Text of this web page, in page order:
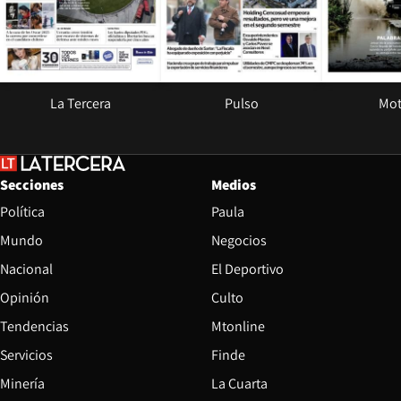
La Tercera Pulso
Secciones
Política
Mundo
Nacional
Opinión
Tendencias
Servicios
Minería
Medios
Paula
Negocios
El Deportivo
Culto
Mtonline
Finde
La Cuarta